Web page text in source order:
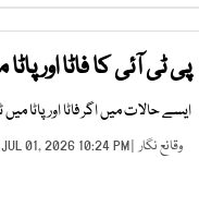
پی ٹی آئی کا فاٹا اور
ایسے حالات میں اگر فاٹا اور
وقائع نگار | JUL 01, 2026 10:24 PM |